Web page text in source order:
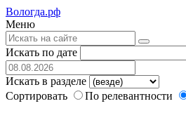
Вологда.рф
Меню
Искать по дате
Искать в разделе
Сортировать
По релевантности